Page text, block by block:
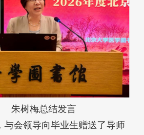
朱树梅总结发言
与会领导向毕业生赠送了导师